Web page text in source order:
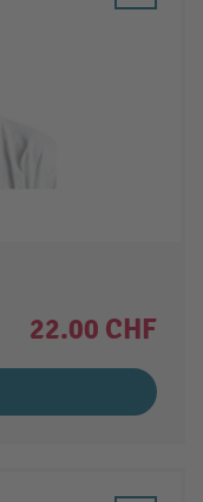
22.00 CHF